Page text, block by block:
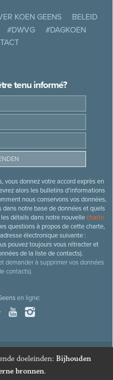
KOEN GEENS
BELEID
#DWVG
#DAGKOEN
tenu informé?
vous donnez votre accord exprès en
alors les bulletins d’informations
nous conservons vos données,
notre base de données et quels
détails dans notre nouvellecharte
questions à propos de cette charte,
électronique suivante :
pouvez toujours vous rétracter et
de la liste de contacts).
demander à supprimer vos données
contacts).
en ligne:
honoraire
doeleinden: Bijhouden
bronnen.